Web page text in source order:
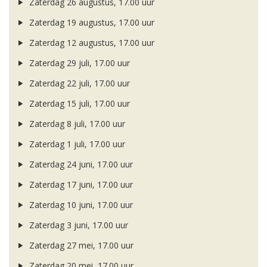
Zaterdag 26 augustus, 17.00 uur
Zaterdag 19 augustus, 17.00 uur
Zaterdag 12 augustus, 17.00 uur
Zaterdag 29 juli, 17.00 uur
Zaterdag 22 juli, 17.00 uur
Zaterdag 15 juli, 17.00 uur
Zaterdag 8 juli, 17.00 uur
Zaterdag 1 juli, 17.00 uur
Zaterdag 24 juni, 17.00 uur
Zaterdag 17 juni, 17.00 uur
Zaterdag 10 juni, 17.00 uur
Zaterdag 3 juni, 17.00 uur
Zaterdag 27 mei, 17.00 uur